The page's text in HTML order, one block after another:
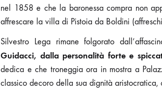
nel 1858 e che la baronessa compra non
affrescare la villa di Pistoia da Boldini
Silvestro Lega rimane folgorato
Guidacci, dalla personalità forte e
dedica e che troneggia ora in mostra a
classico decoro della sua dignità